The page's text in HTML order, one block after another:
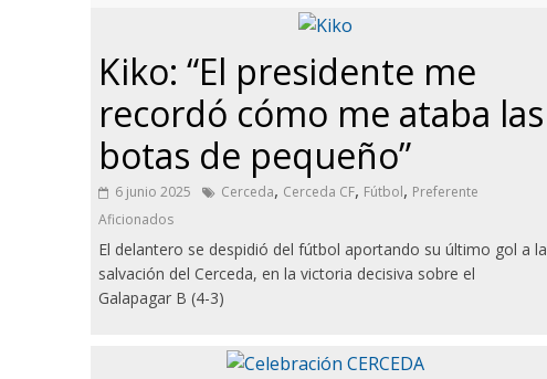
Kiko: “El presidente me
recordó cómo me ataba las
botas de pequeño”
6 junio 2025 Cerceda, Cerceda CF, Fútbol, Preferente
Aficionados
El delantero se despidió del fútbol aportando su último gol a la
salvación del Cerceda, en la victoria decisiva sobre el
Galapagar B (4-3)